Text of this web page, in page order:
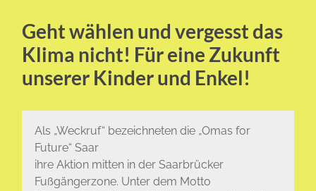
Geht wählen und vergesst das
Klima nicht! Für eine Zukunft
unserer Kinder und Enkel!
Als „Weckruf“ bezeichneten die „Omas for
Future“ Saar
ihre Aktion mitten in der Saarbrücker
Fußgängerzone. Unter dem Motto